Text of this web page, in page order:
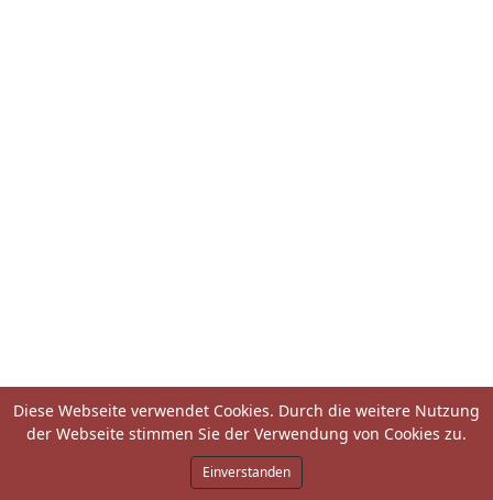
Diese Webseite verwendet Cookies. Durch die weitere Nutzung
der Webseite stimmen Sie der Verwendung von Cookies zu.
Einverstanden